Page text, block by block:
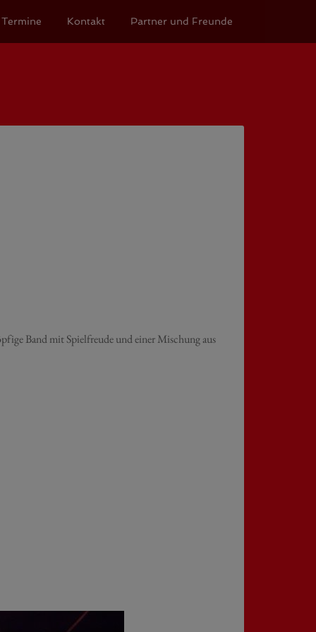
Termine Kontakt Partner und Freunde
Band mit Spielfreude und einer Mischung aus